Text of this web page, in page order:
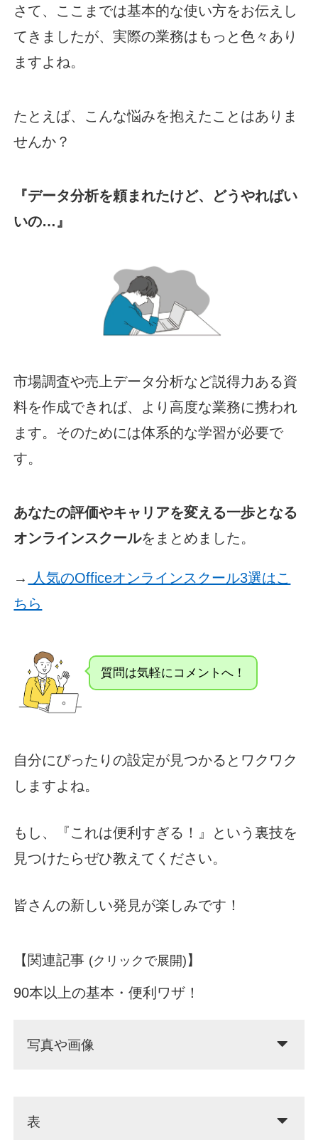
さて、ここまでは基本的な使い方をお伝えし
てきましたが、実際の業務はもっと色々あり
ますよね。
たとえば、こんな悩みを抱えたことはありま
せんか？
『データ分析を頼まれたけど、どうやればい
いの…』
市場調査や売上データ分析など説得力ある資
料を作成できれば、より高度な業務に携われ
ます。そのためには体系的な学習が必要で
す。
あなたの評価やキャリアを変える一歩となる
オンラインスクールをまとめました。
→ 人気のOfficeオンラインスクール3選はこ
ちら
質問は気軽にコメントへ！
自分にぴったりの設定が見つかるとワクワク
しますよね。
もし、『これは便利すぎる！』という裏技を
見つけたらぜひ教えてください。
皆さんの新しい発見が楽しみです！
【関連記事 (クリックで展開) 】
90本以上の基本・便利ワザ！
写真や画像
表